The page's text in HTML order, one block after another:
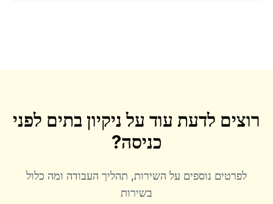
רוצים לדעת עוד על ניקיון בתים לפני
כניסה?
לפרטים נוספים על השירות, תהליך העבודה ומה כלול
בשירות